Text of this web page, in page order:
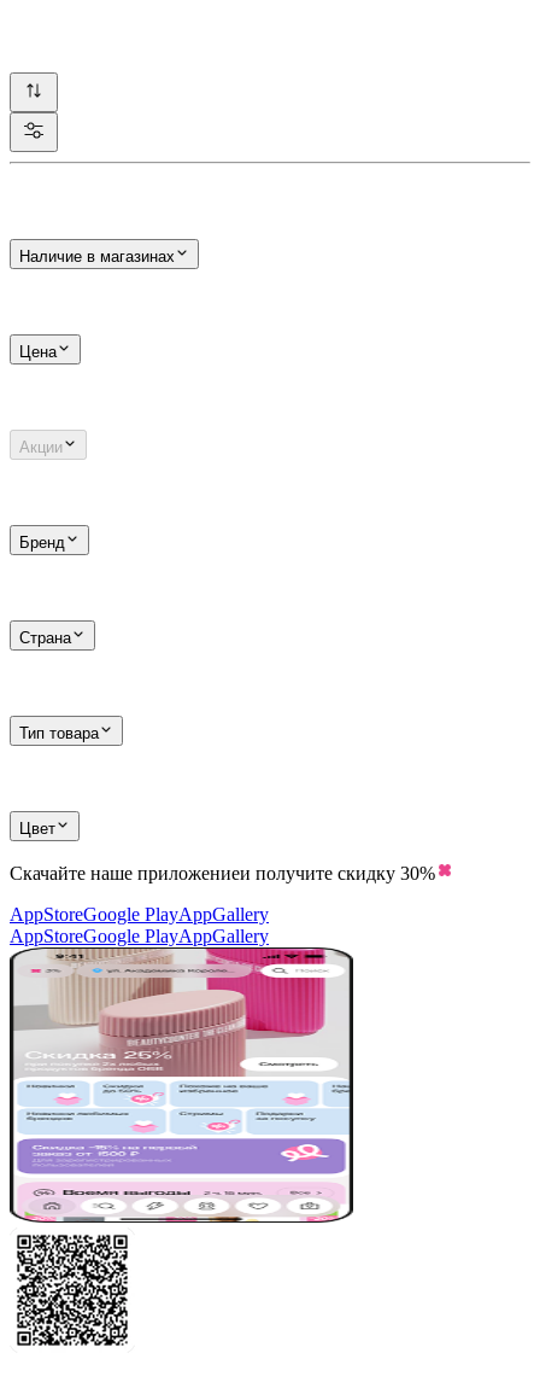
Наличие в магазинах
Цена
Акции
Бренд
Страна
Тип товара
Цвет
Скачайте наше приложениеи получите скидку 30%
AppStoreGoogle PlayAppGallery
AppStoreGoogle PlayAppGallery